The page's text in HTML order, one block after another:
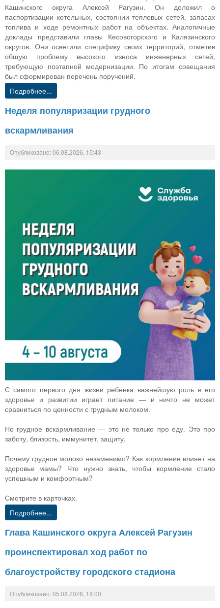
Кашинского округа Алексей Рагузин. Он доложил о
паспортизации котельных, состоянии тепловых сетей, запасах
топлива и ходе ремонтных работ на объектах. Аналогичные
доклады представили главы Кесовогорского и Калязинского
округов. Они осветили специфику своих территорий, отметив
общую проблему высокого износа инженерных сетей,
требующую поэтапной модернизации. По итогам совещания
был сформирован перечень поручений.
Подробнее...
Неделя популяризации грудного
вскармливания
Опубликовано: 06.08.2026, 15:43
С самого первого дня жизни ребёнка важнейшую роль в его
здоровье и развитии играет питание — и ничто не может
сравниться по ценности с грудным молоком.
Но грудное вскармливание — это не только про еду. Это про
заботу, близость, иммунитет, защиту.
Почему грудное молоко незаменимо? Как кормление влияет на
здоровье мамы? Что нужно знать, чтобы кормление стало
успешным и комфортным?
Смотрите в карточках.
Подробнее...
Глава Кашинского округа Алексей Рагузин
проинспектировал ход работ по
благоустройству городского стадиона
Опубликовано: 05.08.2026, 18:00